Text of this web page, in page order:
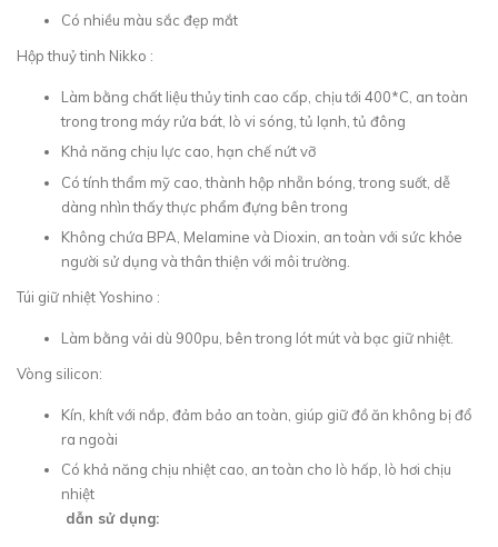
Có nhiều màu sắc đẹp mắt
Hộp thuỷ tinh Nikko :
Làm bằng chất liệu thủy tinh cao cấp, chịu tới 400*C, an toàn
trong trong máy rửa bát, lò vi sóng, tủ lạnh, tủ đông
Khả năng chịu lực cao, hạn chế nứt vỡ
Có tính thẩm mỹ cao, thành hộp nhẵn bóng, trong suốt, dễ
dàng nhìn thấy thực phẩm đựng bên trong
Không chứa BPA, Melamine và Dioxin, an toàn với sức khỏe
người sử dụng và thân thiện với môi trường.
Túi giữ nhiệt Yoshino :
Làm bằng vải dù 900pu, bên trong lót mút và bạc giữ nhiệt.
Vòng silicon:
Kín, khít với nắp, đảm bảo an toàn, giúp giữ đồ ăn không bị đổ
ra ngoài
Có khả năng chịu nhiệt cao, an toàn cho lò hấp, lò hơi chịu
nhiệt
dẫn sử dụng: